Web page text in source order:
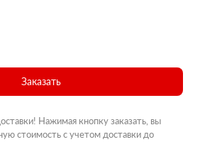
Заказать
Нажимая кнопку заказать, вы
стоимость с учетом доставки до